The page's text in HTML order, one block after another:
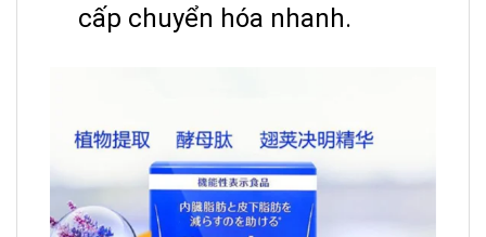
cấp chuyển hóa nhanh.